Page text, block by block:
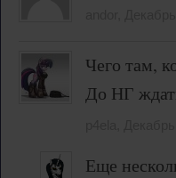
Чего там,
До НГ
Еще